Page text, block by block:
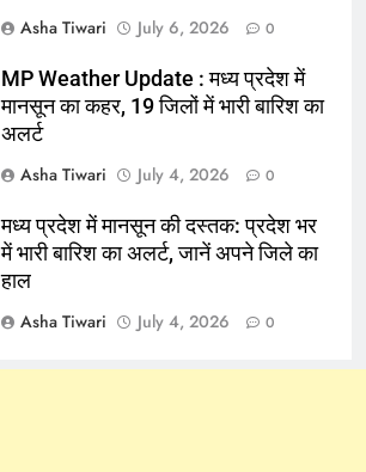
Asha Tiwari
July 6, 2026 0
MP Weather Update : मध्य प्रदेश में
मानसून का कहर, 19 जिलों में भारी बारिश का
अलर्ट
Asha Tiwari
July 4, 2026 0
मध्य प्रदेश में मानसून की दस्तक: प्रदेश भर
में भारी बारिश का अलर्ट, जानें अपने जिले का
हाल
Asha Tiwari
July 4, 2026 0